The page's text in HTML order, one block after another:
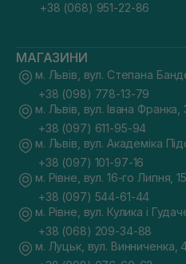
+38 (068) 951-22-86
МАГАЗИНИ
м. Львів, вул. Степана
+38 (098) 778-13-79
м. Львів, вул. Івана Франка,
+38 (097) 611-95-94
м. Львів, вул. Академіка
+38 (097) 101-97-16
м. Рівне, вул. 16-го Липня, 15
+38 (097) 544-61-44
м. Рівне, вул. Кулика і
+38 (068) 209-34-88
м. Луцьк, вул. Винниченка,